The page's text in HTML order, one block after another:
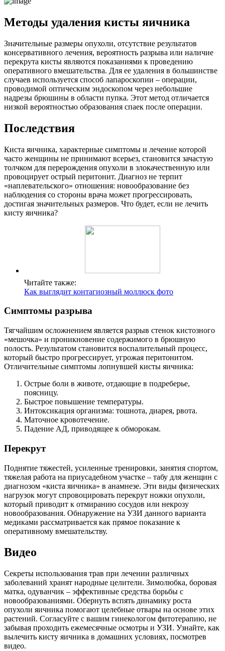
Методы удаления кисты яичника
Значительные размеры опухоли, отсутствие результатов
консервативного лечения, вероятность разрыва или наличие
перекрута кисты являются показаниями к проведению
оперативного вмешательства. Для ее удаления в большинстве
случаев используется способ лапароскопии – операции,
проводимой оптическим эндоскопом через небольшие
надрезы брюшины в области пупка. Этот метод отличается
низкой вероятностью образования спаек после операции.
Последствия­
Киста яичника, характерные симптомы и лечение которой
часто женщины не принимают всерьез, становится зачастую
толчком для перерождения опухоли в злокачественную или
провоцирует острый перитонит. Диагноз не терпит
«наплевательского» отношения: новообразование без
наблюдения со стороны врача может прогрессировать,
достигая значительных размеров. Что будет, если не лечить
кисту яичника?
Читайте также:
Как выглядит контагиозный моллюск фото
Симптомы разрыва­
Тягчайшим осложнением является разрыв стенок кистозного
«мешочка» и проникновение содержимого в брюшную
полость. Результатом становится воспалительный процесс,
который быстро прогрессирует, угрожая перитонитом.
Отличительные симптомы лопнувшей кисты яичника:
Острые боли в животе, отдающие в подреберье,
поясницу.
Быстрое повышение температуры.
Интоксикация организма: тошнота, диарея, рвота.
Маточное кровотечение.
Падение АД, приводящее к обморокам.
Перекрут­
Поднятие тяжестей, усиленные тренировки, занятия спортом,
тяжелая работа на приусадебном участке – табу для женщин с
диагнозом «киста яичника» в анамнезе. Эти виды физических
нагрузок могут спровоцировать перекрут ножки опухоли,
который приводит к отмиранию сосудов или некрозу
новообразования. Обнаружение на УЗИ данного варианта
медиками рассматривается как прямое показание к
оперативному вмешательству.
Видео
Секреты использования трав при лечении различных
заболеваний хранят народные целители. Зимолюбка, боровая
матка, одуванчик – эффективные средства борьбы с
новообразованиями. Обернуть вспять динамику роста
опухоли яичника помогают целебные отвары на основе этих
растений. Согласуйте с вашим гинекологом фитотерапию, не
забывая проходить ежемесячные осмотры и УЗИ. Узнайте, как
вылечить кисту яичника в домашних условиях, посмотрев
видео.